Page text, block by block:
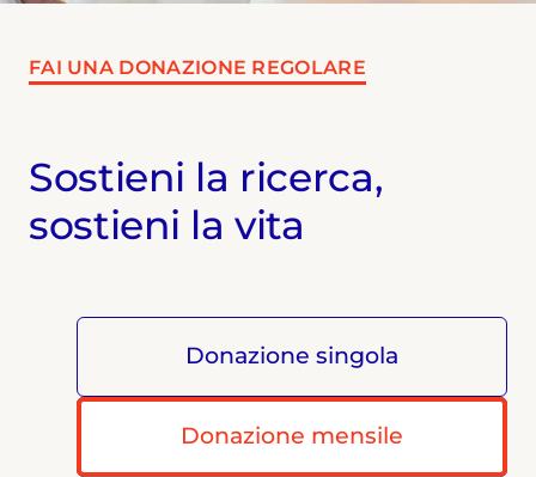
FAI UNA DONAZIONE REGOLARE
Sostieni la ricerca,
sostieni la vita
Donazione singola
Donazione mensile